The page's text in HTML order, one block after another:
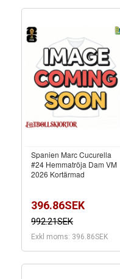
Spanien Marc Cucurella
#24 Hemmatröja Dam VM
2026 Kortärmad
396.86SEK
992.21SEK
Exkl moms: 396.86SEK